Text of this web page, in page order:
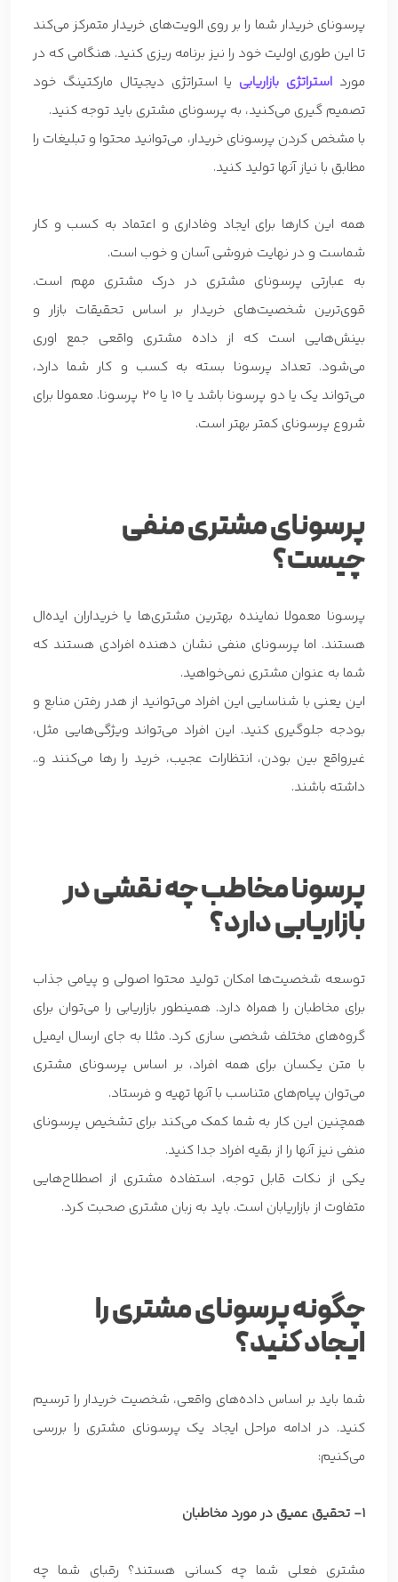
پرسونای خریدار شما را بر روی الویت‌های خریدار متمرکز می‌کند
تا این طوری اولیت خود را نیز برنامه ریزی کنید. هنگامی که در
مورد استراتژی بازاریابی یا استراتژی دیجیتال مارکتینگ خود
تصمیم گیری می‌کنید، به پرسونای مشتری باید توجه کنید.
با مشخص کردن پرسونای خریدار، می‌توانید محتوا و تبلیغات را
مطابق با نیاز آنها تولید کنید.
همه این کارها برای ایجاد وفاداری و اعتماد به کسب و کار
شماست و در نهایت فروشی آسان و خوب است.
به عبارتی پرسونای مشتری در درک مشتری مهم است.
قوی‌ترین شخصیت‌های خریدار بر اساس تحقیقات بازار و
بینش‌هایی است که از داده مشتری واقعی جمع اوری
می‌شود. تعداد پرسونا بسته به کسب و کار شما دارد،
می‌تواند یک یا دو پرسونا باشد یا 10 یا 20 پرسونا. معمولا برای
شروع پرسونای کمتر بهتر است.
پرسونای مشتری منفی
چیست؟
پرسونا معمولا نماینده بهترین مشتری‌ها یا خریداران ایده‌ال
هستند. اما پرسونای منفی نشان دهنده افرادی هستند که
شما به عنوان مشتری نمی‌خواهید.
این یعنی با شناسایی این افراد می‌توانید از هدر رفتن منابع و
بودجه جلوگیری کنید. این افراد می‌تواند ویژگی‌هایی مثل،
غیرواقع بین بودن، انتظارات عجیب، خرید را رها می‌کنند و..
داشته باشند.
پرسونا مخاطب چه نقشی در
بازاریابی دارد؟
توسعه شخصیت‌ها امکان تولید محتوا اصولی و پیامی جذاب
برای مخاطبان را همراه دارد. همینطور بازاریابی را می‌توان برای
گروه‌های مختلف شخصی سازی کرد. مثلا به جای ارسال ایمیل
با متن یکسان برای همه افراد، بر اساس پرسونای مشتری
می‌توان پیام‌های متناسب با آنها تهیه و فرستاد.
همچنین این کار به شما کمک می‌کند برای تشخیص پرسونای
منفی نیز آنها را از بقیه افراد جدا کنید.
یکی از نکات قابل توجه، استفاده مشتری از اصطلاح‌هایی
متفاوت از بازاریابان است. باید به زبان مشتری صحبت کرد.
چگونه پرسونای مشتری را
ایجاد کنید؟
شما باید بر اساس داده‌های واقعی، شخصیت خریدار را ترسیم
کنید. در ادامه مراحل ایجاد یک پرسونای مشتری را بررسی
می‌کنیم:
1- تحقیق عمیق در مورد مخاطبان
مشتری فعلی شما چه کسانی هستند؟ رقبای شما چه